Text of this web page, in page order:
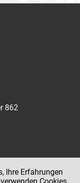
862
Ihre Erfahrungen